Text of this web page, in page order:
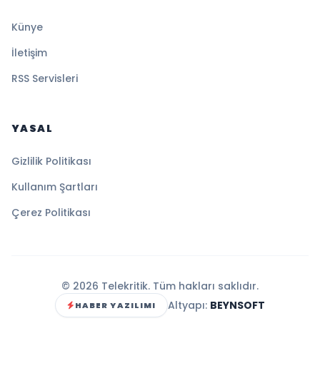
Künye
İletişim
RSS Servisleri
YASAL
Gizlilik Politikası
Kullanım Şartları
Çerez Politikası
© 2026 Telekritik. Tüm hakları saklıdır.
HABER YAZILIMI Altyapı: BEYNSOFT